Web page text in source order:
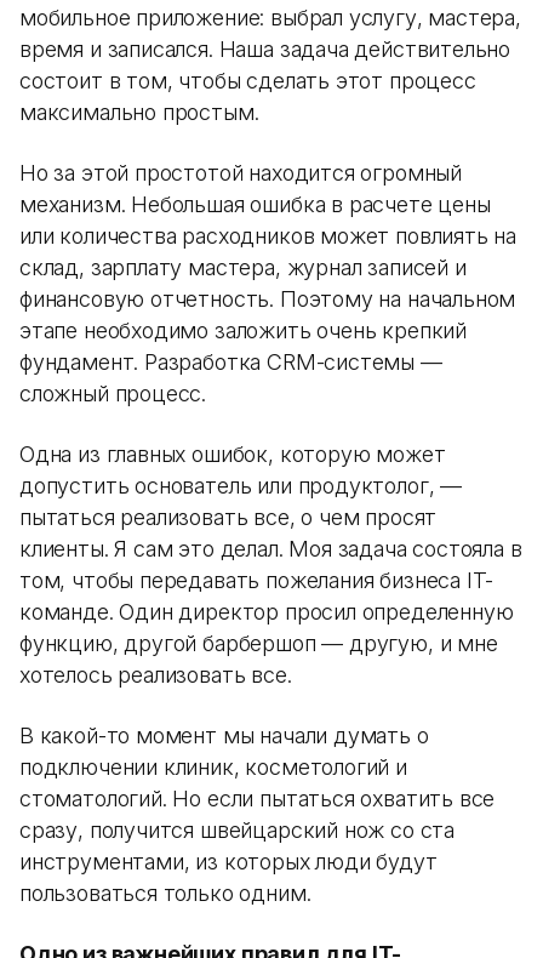
мобильное приложение: выбрал услугу, мастера,
время и записался. Наша задача действительно
состоит в том, чтобы сделать этот процесс
максимально простым.
Но за этой простотой находится огромный
механизм. Небольшая ошибка в расчете цены
или количества расходников может повлиять на
склад, зарплату мастера, журнал записей и
финансовую отчетность. Поэтому на начальном
этапе необходимо заложить очень крепкий
фундамент. Разработка CRM-системы —
сложный процесс.
Одна из главных ошибок, которую может
допустить основатель или продуктолог, —
пытаться реализовать все, о чем просят
клиенты. Я сам это делал. Моя задача состояла в
том, чтобы передавать пожелания бизнеса IT-
команде. Один директор просил определенную
функцию, другой барбершоп — другую, и мне
хотелось реализовать все.
В какой-то момент мы начали думать о
подключении клиник, косметологий и
стоматологий. Но если пытаться охватить все
сразу, получится швейцарский нож со ста
инструментами, из которых люди будут
пользоваться только одним.